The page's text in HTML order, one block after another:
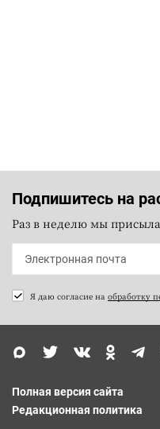
Подпишитесь на
Раз в неделю мы
Я даю согласие на обработку
Полная версия сайта
Редакционная политика